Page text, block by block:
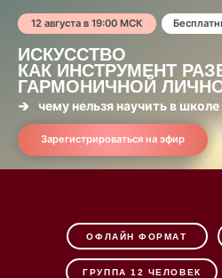
ИСКУССТВО
КАК ИНСТРУМЕНТ РАЗВИТИЯ
ГАРМОНИЧНОЙ ЛИЧНОСТИ:
чему нельзя научить в школе
12 августа в 19:00 МСК Бесплатный эфир
ОФЛАЙН ФОРМАТ
ГРУППА 12 ЧЕЛОВЕК